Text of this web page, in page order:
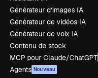
Générateur d’images IA
Générateur de vidéos IA
Générateur de voix IA
Contenu de stock
MCP pour Claude/ChatGPT
Agents Nouveau